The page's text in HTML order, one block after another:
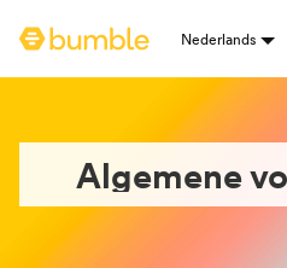
Homepage van Bumble
Talenselectie
Nederlands
Algemene